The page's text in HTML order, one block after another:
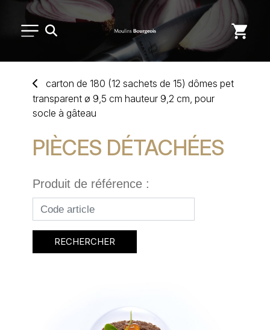
USAGE UNIQUE
DISTRIBUTION DE REPAS
MARQUES
NOUVEAUTÉS
SAV
carton de 180 (12 sachets de 15) dômes pet
transparent ø 9,5 cm hauteur 9,2 cm, pour
socle à gâteau
PIÈCES DÉTACHÉES
Produit de référence :
RECHERCHER